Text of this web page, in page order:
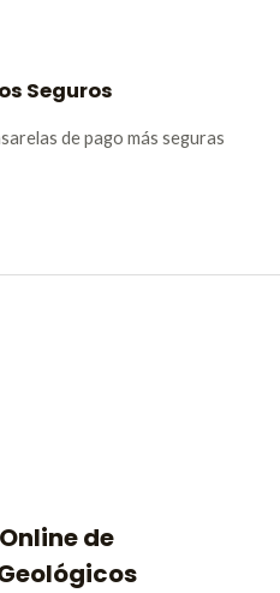
Seguros
de pago más seguras
de